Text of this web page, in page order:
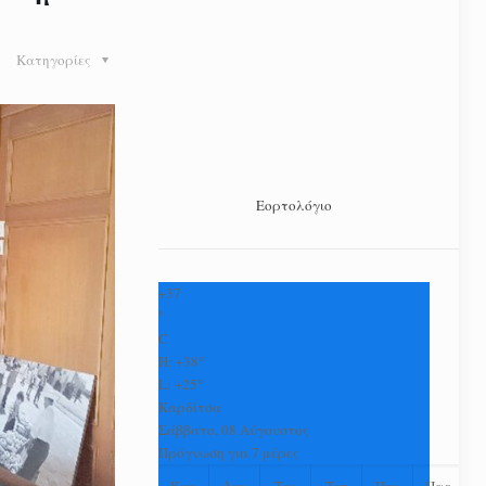
Κατηγορίες
Εορτολόγιο
+37
°
C
H:+38°
L:+25°
Καρδίτσα
Σάββατο, 08 Αύγουστος
Πρόγνωση για 7 μέρες